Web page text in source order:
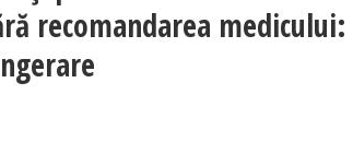
recomandarea medicului: